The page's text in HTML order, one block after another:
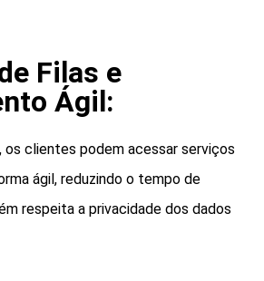
Filas e
Ágil:
os clientes podem acessar serviços
ágil, reduzindo o tempo de
respeita a privacidade dos dados